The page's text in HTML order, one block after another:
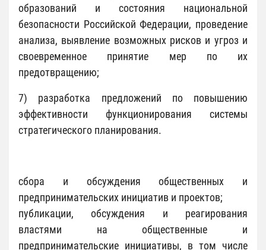
образований и состояния национальной
безопасности Российской Федерации, проведение
анализа, выявление возможных рисков и угроз и
своевременное принятие мер по их
предотвращению;
7) разработка предложений по повышению
эффективности функционирования системы
стратегического планирования.
сбора и обсуждения общественных и
предпринимательских инициатив и проектов;
публикации, обсуждения и реагирования
властями на общественные и
предпринимательские инициативы, в том числе